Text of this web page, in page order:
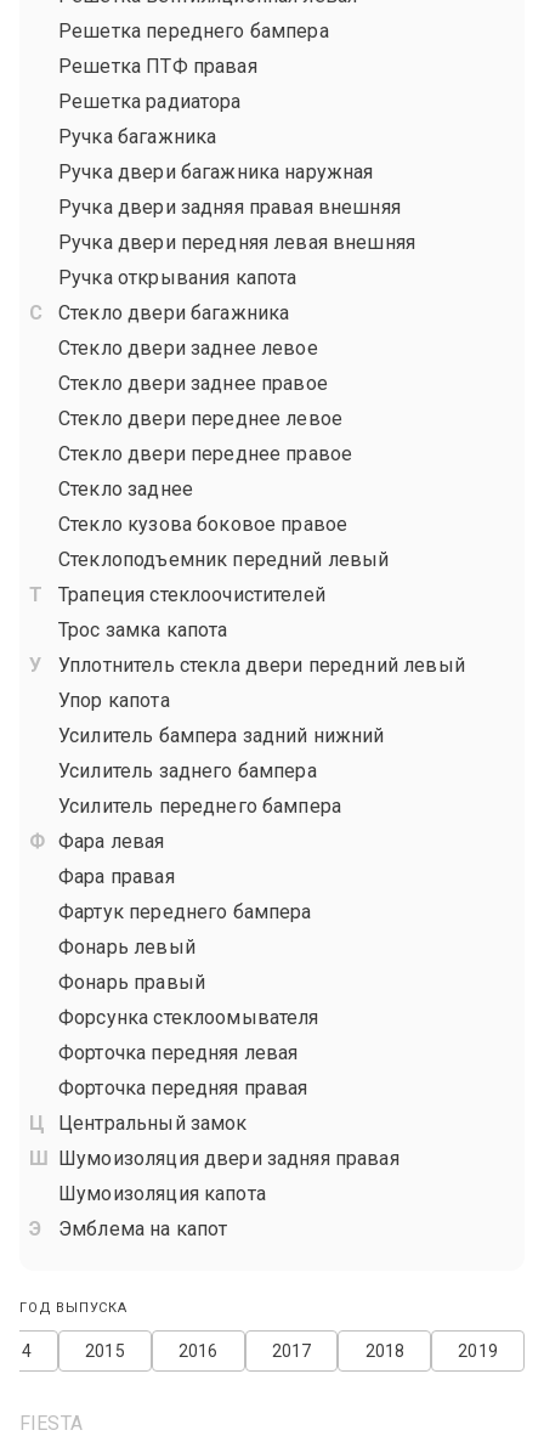
Решетка переднего бампера
Решетка ПТФ правая
Решетка радиатора
Ручка багажника
Ручка двери багажника наружная
Ручка двери задняя правая внешняя
Ручка двери передняя левая внешняя
Ручка открывания капота
Стекло двери багажника
Стекло двери заднее левое
Стекло двери заднее правое
Стекло двери переднее левое
Стекло двери переднее правое
Стекло заднее
Стекло кузова боковое правое
Стеклоподъемник передний левый
Трапеция стеклоочистителей
Трос замка капота
Уплотнитель стекла двери передний левый
Упор капота
Усилитель бампера задний нижний
Усилитель заднего бампера
Усилитель переднего бампера
Фара левая
Фара правая
Фартук переднего бампера
Фонарь левый
Фонарь правый
Форсунка стеклоомывателя
Форточка передняя левая
Форточка передняя правая
Центральный замок
Шумоизоляция двери задняя правая
Шумоизоляция капота
Эмблема на капот
ГОД ВЫПУСКА
2019
2018
2017
2016
2015
FIESTA